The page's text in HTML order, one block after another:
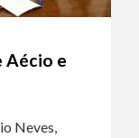
Aécio e
Neves,